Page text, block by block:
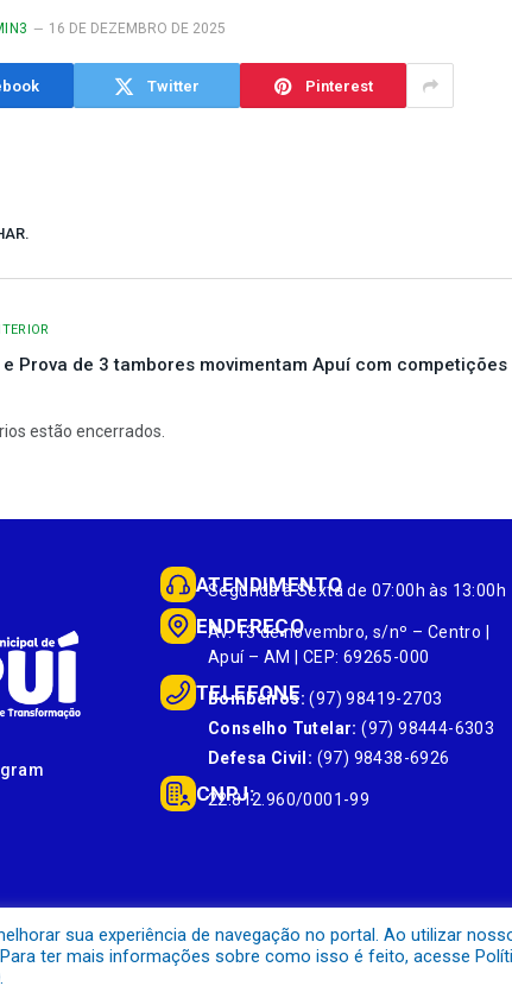
16 DE DEZEMBRO DE 2025
Twitter Pinterest
Prova de 3 tambores movimentam Apuí com
estão encerrados.
ATENDIMENTO
Segunda à Sexta de 07:00h às 13:00h
ENDEREÇO
Av. 13 de novembro, s/nº – Centro |
Apuí – AM | CEP: 69265-000
TELEFONE
Bombeiros: (97) 98419-2703
Conselho Tutelar: (97) 98444-6303
Defesa Civil: (97) 98438-6926
CNPJ:
22.812.960/0001-99
a
sua experiência de navegação no portal. Ao utilizar
ter mais informações sobre como isso é feito, acesse